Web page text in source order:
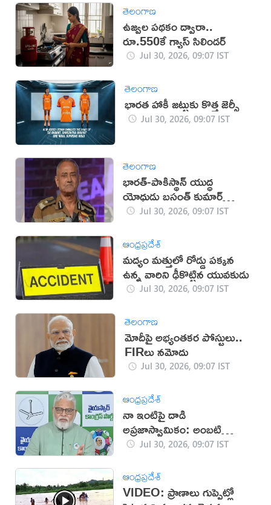
తెలంగాణ
ఉజ్వల పథకం ద్వారా..
రూ.550కే గ్యాస్ సిలిండర్
Jul 30, 2026, 09:07 IST
తెలంగాణ
భారత హాకీ జట్టుకు కొత్త జెర్సీ
Jul 30, 2026, 09:07 IST
తెలంగాణ
భార‌త్‌-పాకిస్థాన్ యుద్ధ
యోధుడు బ‌సంత్ కుమార్
పొన్వార్‌ క‌న్నుమూత‌
Jul 30, 2026, 09:07 IST
ఆంధ్రప్రదేశ్
మద్యం మత్తులో రోడ్డు పక్కన
ఉన్న వారిని ఢీకొట్టిన యువకుడు
Jul 30, 2026, 09:07 IST
తెలంగాణ
మోదీపై అభ్యంతకర పోస్టులు..
FIRలు నమోదు
Jul 30, 2026, 09:07 IST
ఆంధ్రప్రదేశ్
నా ఇంటిపై దాడి
అప్రజాస్వామికం: అంబటి
రాంబాబు
Jul 30, 2026, 09:07 IST
ఆంధ్రప్రదేశ్
VIDEO: ప్రాణాలు గుప్పెట్లో